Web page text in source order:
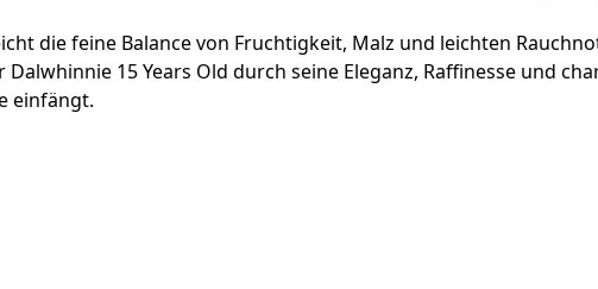
die feine Balance von Fruchtigkeit, Malz und leichten
15 Years Old durch seine Eleganz, Raffinesse und
einfängt.